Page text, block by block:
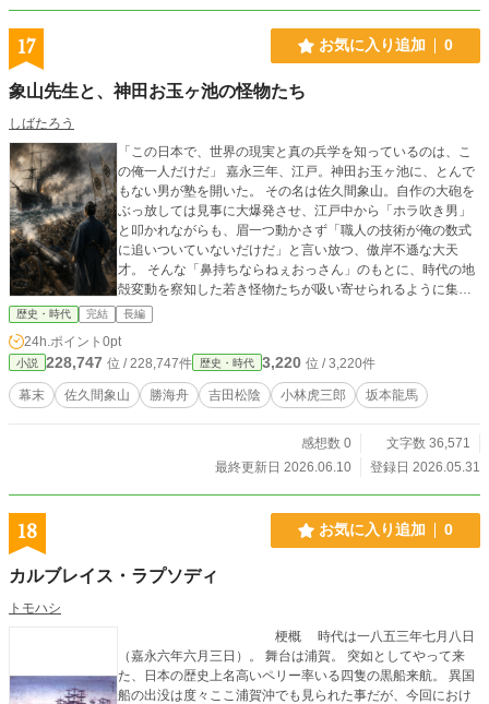
17 お気に入り追加 0
象山先生と、神田お玉ヶ池の怪物たち
しばたろう
「この日本で、世界の現実と真の兵学を知っているのは、こ
の俺一人だけだ」 嘉永三年、江戸。神田お玉ヶ池に、とんで
もない男が塾を開いた。 その名は佐久間象山。自作の大砲を
ぶっ放しては見事に大爆発させ、江戸中から「ホラ吹き男」
と叩かれながらも、眉一つ動かさず「職人の技術が俺の数式
に追いついていないだけだ」と言い放つ、傲岸不遜な大天
才。 そんな「鼻持ちならねぇおっさん」のもとに、時代の地
殻変動を察知した若き怪物たちが吸い寄せられるように集ま
った。 貧乏長屋から死に物狂いで這い上がってきたオランダ
語のバケモノ・勝麟太郎。 隻眼に冷徹なロジックを宿す長岡
の麒麟児・小林虎三郎。 そして、純粋すぎるゆえに狂気を孕
んだ長州の至宝・吉田寅次郎──。 水と油のような天才たち
は、夜な夜な最新の西洋兵書を翻訳し、地球儀を回し、日本
を救うための「知のデッドヒート」を繰り広げていく。 しか
を容赦なく打ち砕いた。 襲いかかる時代の激流。引き裂かれ
ていく師弟の運命。 松陰の死、海舟の台頭。そして、時代を
十一年間。 精神論を排し、数式と知恵を武器に世界と戦おう
とした男たちの、可笑しくも壮絶な幕末青春群像劇！
歴史・時代 完結 長編
24h.ポイント 0pt
小説 228,747 位 / 228,747件 歴史・時代 3,220 位 / 3,220件
幕末 佐久間象山 勝海舟 吉田松陰 小林虎三郎 坂本龍馬
感想数 0
文字数 36,571
最終更新日 2026.06.10
登録日 2026.05.31
18 お気に入り追加 0
カルブレイス・ラプソディ
トモハシ
梗概 時代は一八五三年七月八日
（嘉永六年六月三日）。 舞台は浦賀。 突如としてやって来
た、日本の歴史上名高いペリー率いる四隻の黒船来航。 異国
船の出没は度々ここ浦賀沖でも見られた事だが、今回におけ